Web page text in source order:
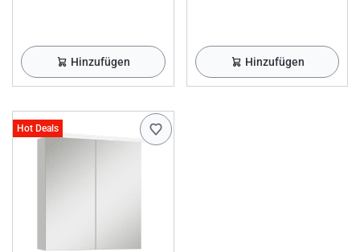
Hinzufügen Hinzufügen
Hot Deals